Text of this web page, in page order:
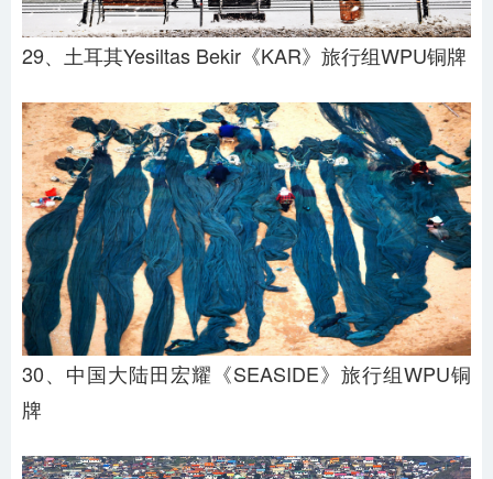
29、土耳其Yesiltas Bekir《KAR》旅行组WPU铜牌
30、中国大陆田宏耀《SEASIDE》旅行组WPU铜
牌